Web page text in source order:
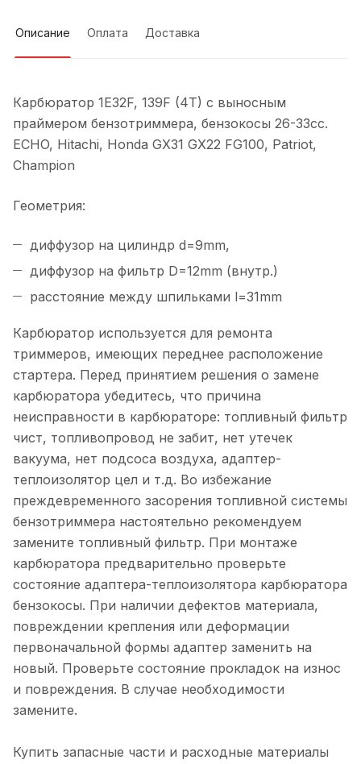
Описание Оплата Доставка
Карбюратор 1E32F, 139F (4T) с выносным
праймером бензотриммера, бензокосы 26-33cc.
ECHO, Hitachi, Honda GX31 GX22 FG100, Patriot,
Champion
Геометрия:
диффузор на цилиндр d=9mm,
диффузор на фильтр D=12mm (внутр.)
расстояние между шпильками l=31mm
Карбюратор используется для ремонта
триммеров, имеющих переднее расположение
стартера. Перед принятием решения о замене
карбюратора убедитесь, что причина
неисправности в карбюраторе: топливный фильтр
чист, топливопровод не забит, нет утечек
вакуума, нет подсоса воздуха, адаптер-
теплоизолятор цел и т.д. Во избежание
преждевременного засорения топливной системы
бензотриммера настоятельно рекомендуем
замените топливный фильтр. При монтаже
карбюратора предварительно проверьте
состояние адаптера-теплоизолятора карбюратора
бензокосы. При наличии дефектов материала,
повреждении крепления или деформации
первоначальной формы адаптер заменить на
новый. Проверьте состояние прокладок на износ
и повреждения. В случае необходимости
замените.
Купить запасные части и расходные материалы